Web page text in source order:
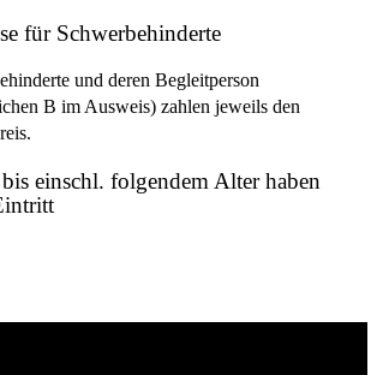
für Schwerbehinderte
und deren Begleitperson
B im Ausweis) zahlen jeweils den
einschl. folgendem Alter haben